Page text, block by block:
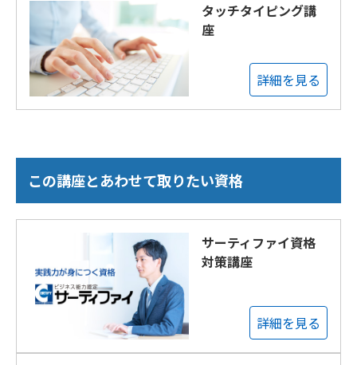
タッチタイピング講
座
詳細を見る
この講座とあわせて取りたい資格
サーティファイ資格
対策講座
詳細を見る